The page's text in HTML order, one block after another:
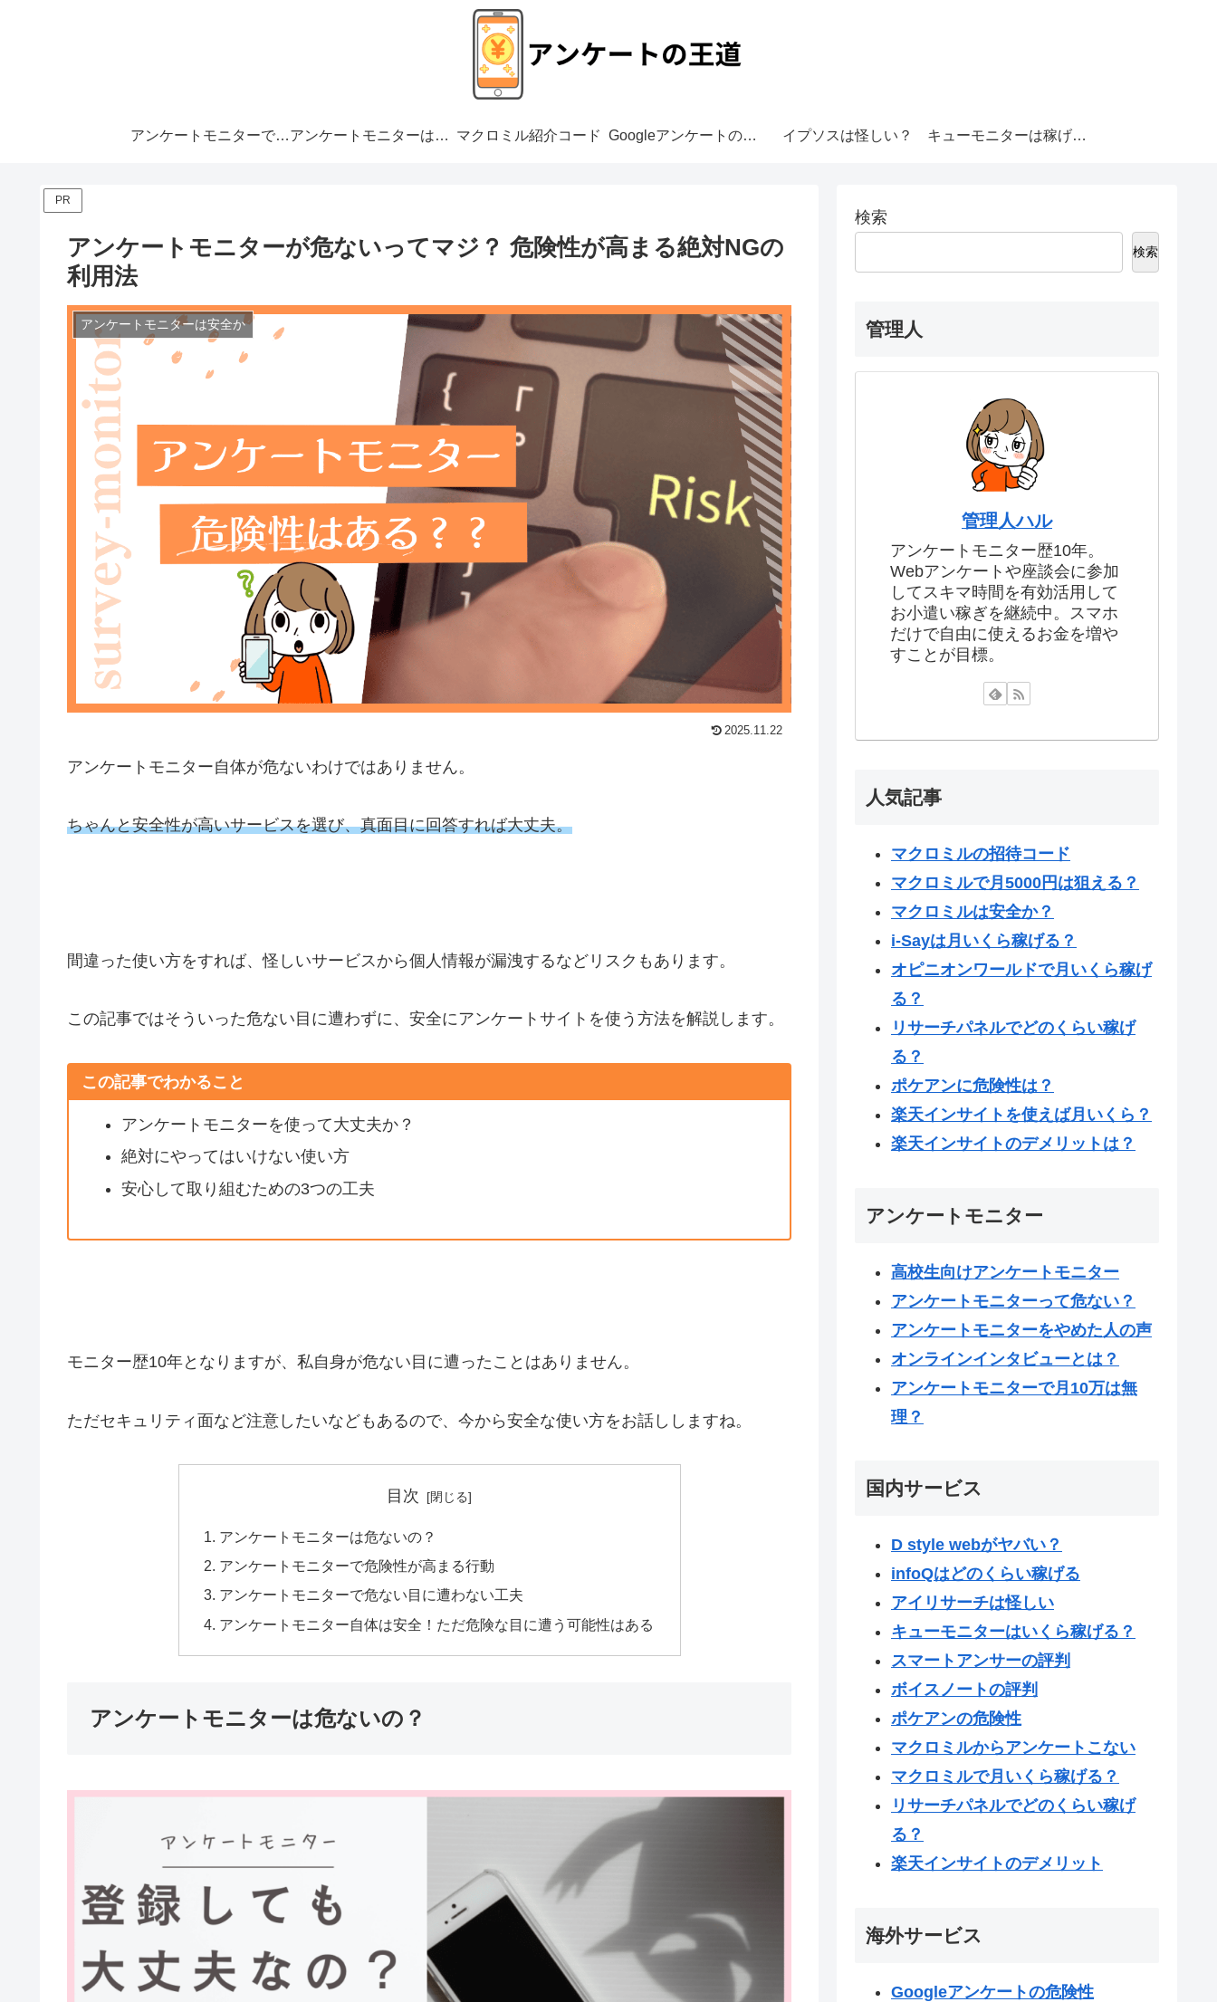
アンケートモニターで月10万 アンケートモニターは危ない？ マクロミル紹介コード Googleアンケートの危険性 イプソスは怪しい？ キューモニターは稼げる？
PR
アンケートモニターが危ないってマジ？ 危険性が高まる絶対NGの
利用法
アンケートモニターは安全か
2025.11.22
アンケートモニター自体が危ないわけではありません。
ちゃんと安全性が高いサービスを選び、真面目に回答すれば大丈夫。
間違った使い方をすれば、怪しいサービスから個人情報が漏洩するなどリスクもあります。
この記事ではそういった危ない目に遭わずに、安全にアンケートサイトを使う方法を解説します。
この記事でわかること
アンケートモニターを使って大丈夫か？
絶対にやってはいけない使い方
安心して取り組むための3つの工夫
モニター歴10年となりますが、私自身が危ない目に遭ったことはありません。
ただセキュリティ面など注意したいなどもあるので、今から安全な使い方をお話ししますね。
目次
アンケートモニターは危ないの？
アンケートモニターで危険性が高まる行動
アンケートモニターで危ない目に遭わない工夫
アンケートモニター自体は安全！ただ危険な目に遭う可能性はある
アンケートモニターは危ないの？
検索
検索
管理人
管理人ハル
アンケートモニター歴10年。
Webアンケートや座談会に参加
してスキマ時間を有効活用して
お小遣い稼ぎを継続中。スマホ
だけで自由に使えるお金を増や
すことが目標。
人気記事
マクロミルの招待コード
マクロミルで月5000円は狙える？
マクロミルは安全か？
i-Sayは月いくら稼げる？
オピニオンワールドで月いくら稼げ
る？
リサーチパネルでどのくらい稼げ
る？
ポケアンに危険性は？
楽天インサイトを使えば月いくら？
楽天インサイトのデメリットは？
アンケートモニター
高校生向けアンケートモニター
アンケートモニターって危ない？
アンケートモニターをやめた人の声
オンラインインタビューとは？
アンケートモニターで月10万は無
理？
国内サービス
D style webがヤバい？
infoQはどのくらい稼げる
アイリサーチは怪しい
キューモニターはいくら稼げる？
スマートアンサーの評判
ボイスノートの評判
ポケアンの危険性
マクロミルからアンケートこない
マクロミルで月いくら稼げる？
リサーチパネルでどのくらい稼げ
る？
楽天インサイトのデメリット
海外サービス
Googleアンケートの危険性